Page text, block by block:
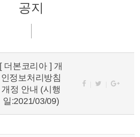
공지
[ 더본코리아 ] 개
인정보처리방침
개정 안내 (시행
일:2021/03/09)